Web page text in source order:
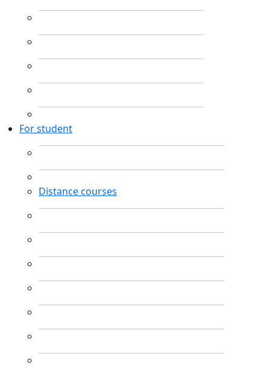
For student
Distance courses